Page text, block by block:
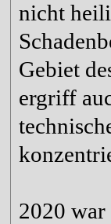
nicht
Gebiet
ergriff
2020